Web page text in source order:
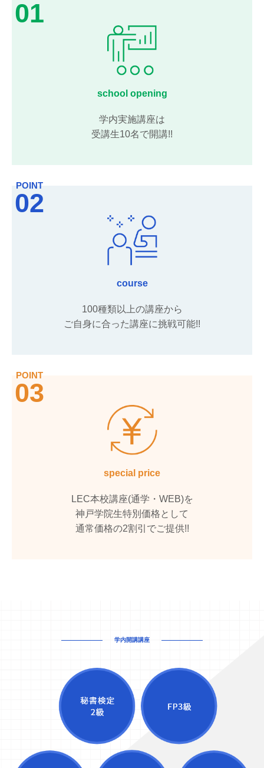
01
school opening
学内実施講座は
受講生10名で開講!!
POINT
02
course
100種類以上の講座から
ご自身に合った講座に挑戦可能!!
POINT
03
special price
LEC本校講座(通学・WEB)を
神戸学院生特別価格として
通常価格の2割引でご提供!!
学内開講講座